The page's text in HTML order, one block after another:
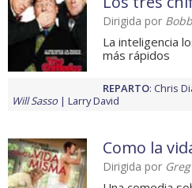
Dirigida por
La inteligencia
más rápidos
REPARTO: Chris
Will Sasso
Larry David
Como la
Dirigida por